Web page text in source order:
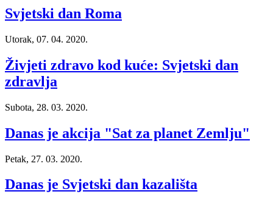
Svjetski dan Roma
Utorak, 07. 04. 2020.
Živjeti zdravo kod kuće: Svjetski dan
zdravlja
Subota, 28. 03. 2020.
Danas je akcija "Sat za planet Zemlju"
Petak, 27. 03. 2020.
Danas je Svjetski dan kazališta